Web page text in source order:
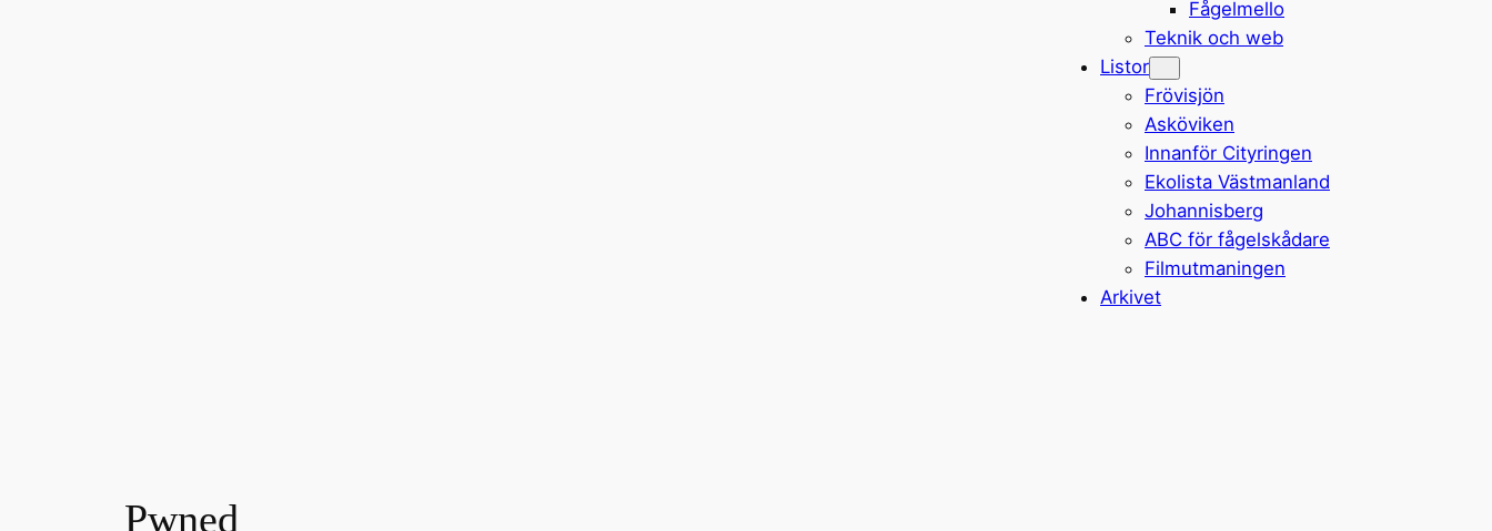
Fågelmello
Teknik och web
Listor
Frövisjön
Asköviken
Innanför Cityringen
Ekolista Västmanland
Johannisberg
ABC för fågelskådare
Filmutmaningen
Arkivet
Pwned